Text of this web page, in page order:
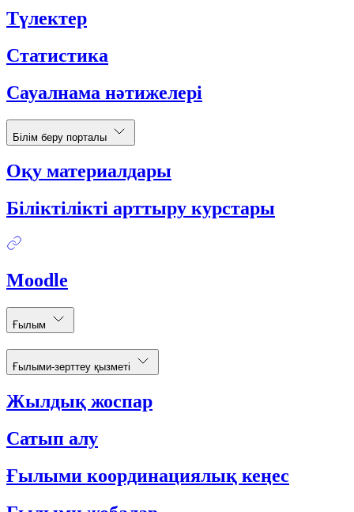
Түлектер
Статистика
Сауалнама нәтижелері
Білім беру порталы
Оқу материалдары
Біліктілікті арттыру курстары
Moodle
Ғылым
Ғылыми-зерттеу қызметі
Жылдық жоспар
Сатып алу
Ғылыми координациялық кеңес